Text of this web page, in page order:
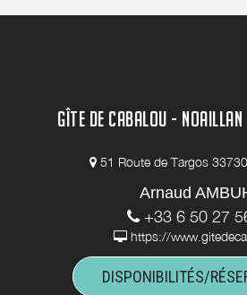
GÎTE DE CABALOU -
51 Route de Targos
Arnaud
+33 6 50 27
https://
DISPONIBILITÉS/